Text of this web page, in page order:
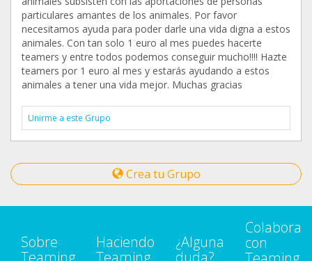
particulares amantes de los animales. Por favor
necesitamos ayuda para poder darle una vida digna a estos
animales. Con tan solo 1 euro al mes puedes hacerte
teamers y entre todos podemos conseguir mucho!!!! Hazte
teamers por 1 euro al mes y estarás ayudando a estos
animales a tener una vida mejor. Muchas gracias
Unirme a este Grupo
Crea tu Grupo
Sobre
Teaming
Haciendo
Teaming
¿Alguna
duda?
Colabora
con